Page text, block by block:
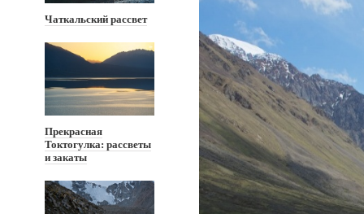
Чаткальский рассвет
Прекрасная
Токтогулка: рассветы
и закаты